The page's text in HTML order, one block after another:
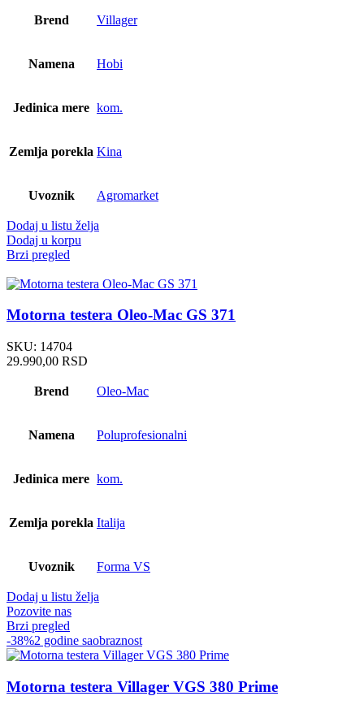
је
Brend Villager
Namena Hobi
Jedinica mere kom.
Zemlja porekla Kina
Uvoznik Agromarket
Dodaj u listu želja
Dodaj u korpu
Brzi pregled
Motorna testera Oleo-Mac GS 371
SKU: 14704
29.990,00 RSD
Brend Oleo-Mac
Namena Poluprofesionalni
Jedinica mere kom.
Zemlja porekla Italija
Uvoznik Forma VS
Dodaj u listu želja
Pozovite nas
Brzi pregled
-38%2 godine saobraznost
Motorna testera Villager VGS 380 Prime